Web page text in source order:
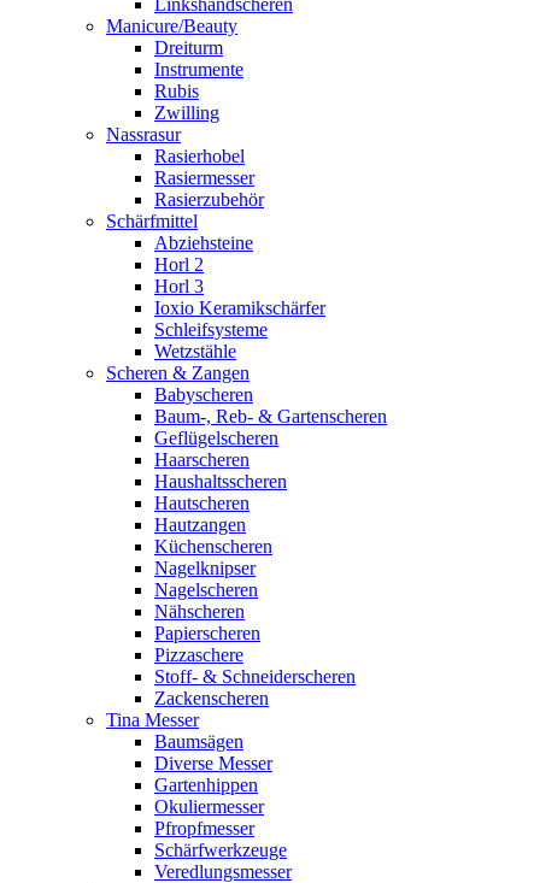
Linkshandscheren
Manicure/Beauty
Dreiturm
Instrumente
Rubis
Zwilling
Nassrasur
Rasierhobel
Rasiermesser
Rasierzubehör
Schärfmittel
Abziehsteine
Horl 2
Horl 3
Ioxio Keramikschärfer
Schleifsysteme
Wetzstähle
Scheren & Zangen
Babyscheren
Baum-, Reb- & Gartenscheren
Geflügelscheren
Haarscheren
Haushaltsscheren
Hautscheren
Hautzangen
Küchenscheren
Nagelknipser
Nagelscheren
Nähscheren
Papierscheren
Pizzaschere
Stoff- & Schneiderscheren
Zackenscheren
Tina Messer
Baumsägen
Diverse Messer
Gartenhippen
Okuliermesser
Pfropfmesser
Schärfwerkzeuge
Veredlungsmesser